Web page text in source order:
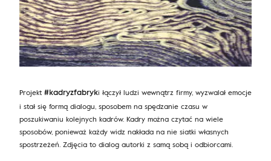
Projekt #kadryzfabryki łączył ludzi wewnątrz firmy, wyzwalał emocje
i stał się formą dialogu, sposobem na spędzanie czasu w
poszukiwaniu kolejnych kadrów. Kadry można czytać na wiele
sposobów, ponieważ każdy widz nakłada na nie siatki własnych
spostrzeżeń. Zdjęcia to dialog autorki z samą sobą i odbiorcami.